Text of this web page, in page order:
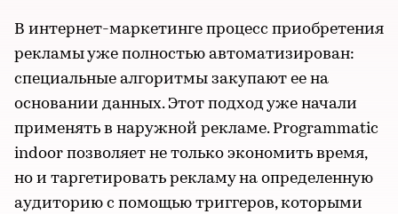
В интернет-маркетинге процесс приобретения
рекламы уже полностью автоматизирован:
специальные алгоритмы закупают ее на
основании данных. Этот подход уже начали
применять в наружной рекламе. Programmatic
indoor позволяет не только экономить время,
но и таргетировать рекламу на определенную
аудиторию с помощью триггеров, которыми